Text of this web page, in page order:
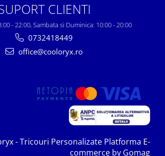
CLIENTI
- 22:00, Sambata si Duminica: 10:00 - 20:00
0732418449
office@cooloryx.ro
- Tricouri Personalizate Platforma E-
commerce by Gomag